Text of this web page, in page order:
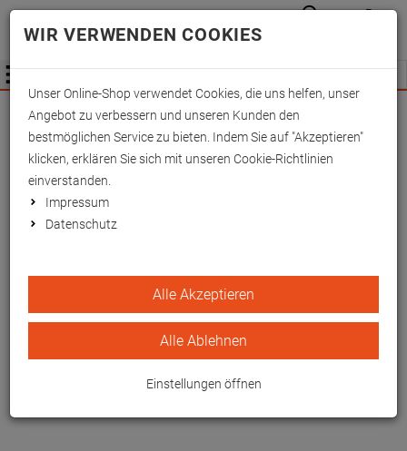
Wichtige Änderung für Fachhändler zum
01.09.2026 -Mehr Informationen hier
Anmelden
Menü
Grundpolster mit
Trikotbezug und Tasche,
EAN/GTIN: 4260433253923
WIR VERWENDEN COOKIES
Unser Online-Shop verwendet Cookies, die uns helfen, unser
Angebot zu verbessern und unseren Kunden den
bestmöglichen Service zu bieten. Indem Sie auf "Akzeptieren"
klicken, erklären Sie sich mit unseren Cookie-Richtlinien
einverstanden.
Impressum
Datenschutz
Alle Akzeptieren
Alle Ablehnen
Einstellungen öffnen